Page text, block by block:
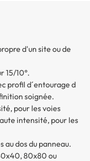
d'un site ou de
15/10°.
profil d´entourage d
soignée.
pour les voies
intensité, pour les
au dos du panneau.
80x80 ou